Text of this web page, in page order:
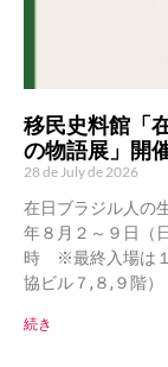
移民史料館「
の物語展」開
28 de July de 2026
在日ブラジル人の
年８月２～９日
時 ※最終入場は
協ビル７,８,９
続き